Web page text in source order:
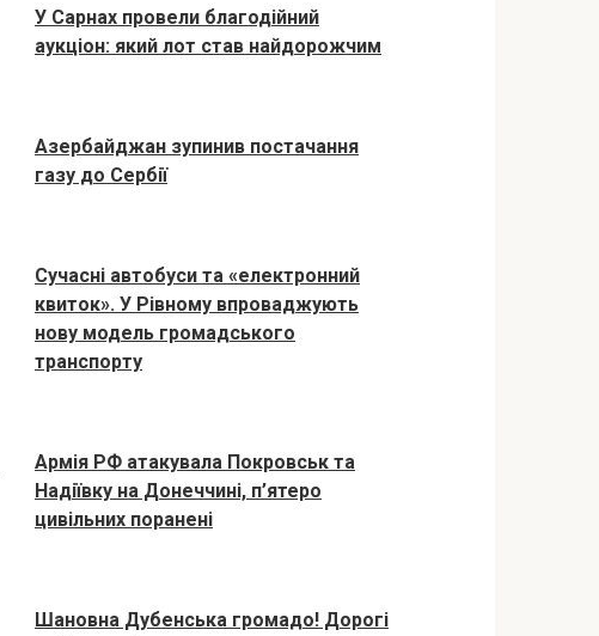
У Сарнах провели благодійний
аукціон: який лот став найдорожчим
Азербайджан зупинив постачання
газу до Сербії
Сучасні автобуси та «електронний
квиток». У Рівному впроваджують
нову модель громадського
транспорту
Армія РФ атакувала Покровськ та
Надіївку на Донеччині, п’ятеро
цивільних поранені
Шановна Дубенська громадо! Дорогі